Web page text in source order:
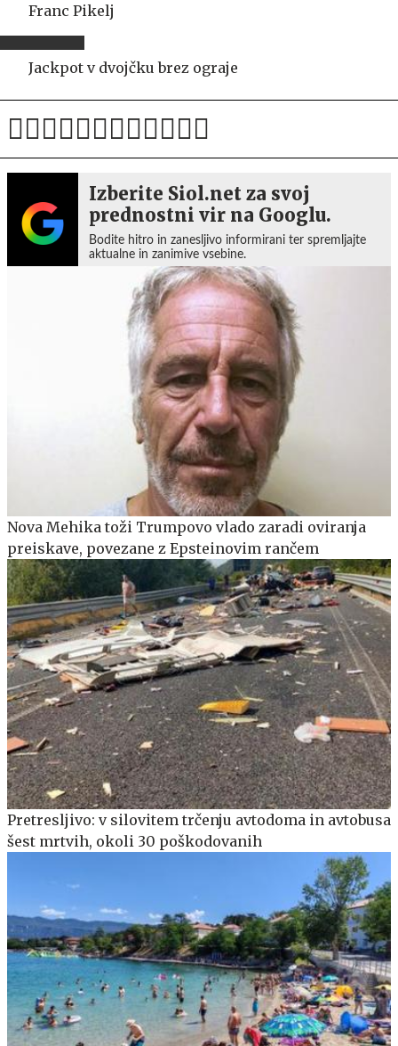
Franc Pikelj
Jackpot v dvojčku brez ograje
Izberite Siol.net za svoj
prednostni vir na Googlu.
Bodite hitro in zanesljivo informirani ter spremljajte
aktualne in zanimive vsebine.
Nova Mehika toži Trumpovo vlado zaradi oviranja
preiskave, povezane z Epsteinovim rančem
Pretresljivo: v silovitem trčenju avtodoma in avtobusa
šest mrtvih, okoli 30 poškodovanih